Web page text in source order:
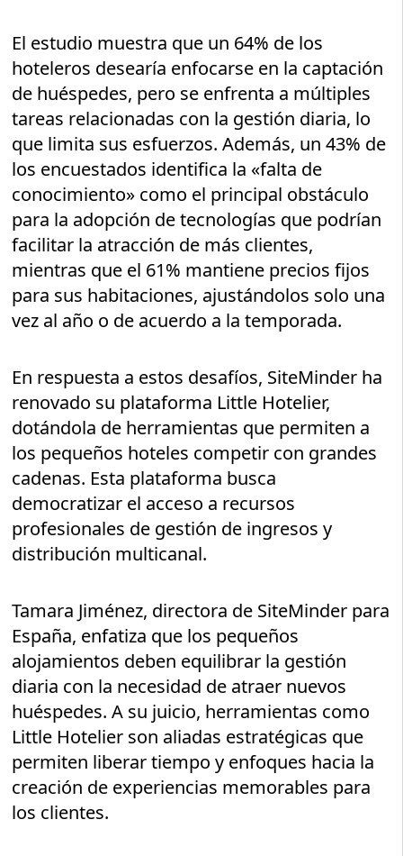
El estudio muestra que un 64% de los
hoteleros desearía enfocarse en la captación
de huéspedes, pero se enfrenta a múltiples
tareas relacionadas con la gestión diaria, lo
que limita sus esfuerzos. Además, un 43% de
los encuestados identifica la «falta de
conocimiento» como el principal obstáculo
para la adopción de tecnologías que podrían
facilitar la atracción de más clientes,
mientras que el 61% mantiene precios fijos
para sus habitaciones, ajustándolos solo una
vez al año o de acuerdo a la temporada.
En respuesta a estos desafíos, SiteMinder ha
renovado su plataforma Little Hotelier,
dotándola de herramientas que permiten a
los pequeños hoteles competir con grandes
cadenas. Esta plataforma busca
democratizar el acceso a recursos
profesionales de gestión de ingresos y
distribución multicanal.
Tamara Jiménez, directora de SiteMinder para
España, enfatiza que los pequeños
alojamientos deben equilibrar la gestión
diaria con la necesidad de atraer nuevos
huéspedes. A su juicio, herramientas como
Little Hotelier son aliadas estratégicas que
permiten liberar tiempo y enfoques hacia la
creación de experiencias memorables para
los clientes.